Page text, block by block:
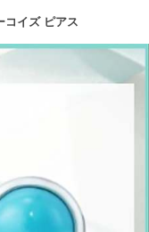
コイズ ピアス